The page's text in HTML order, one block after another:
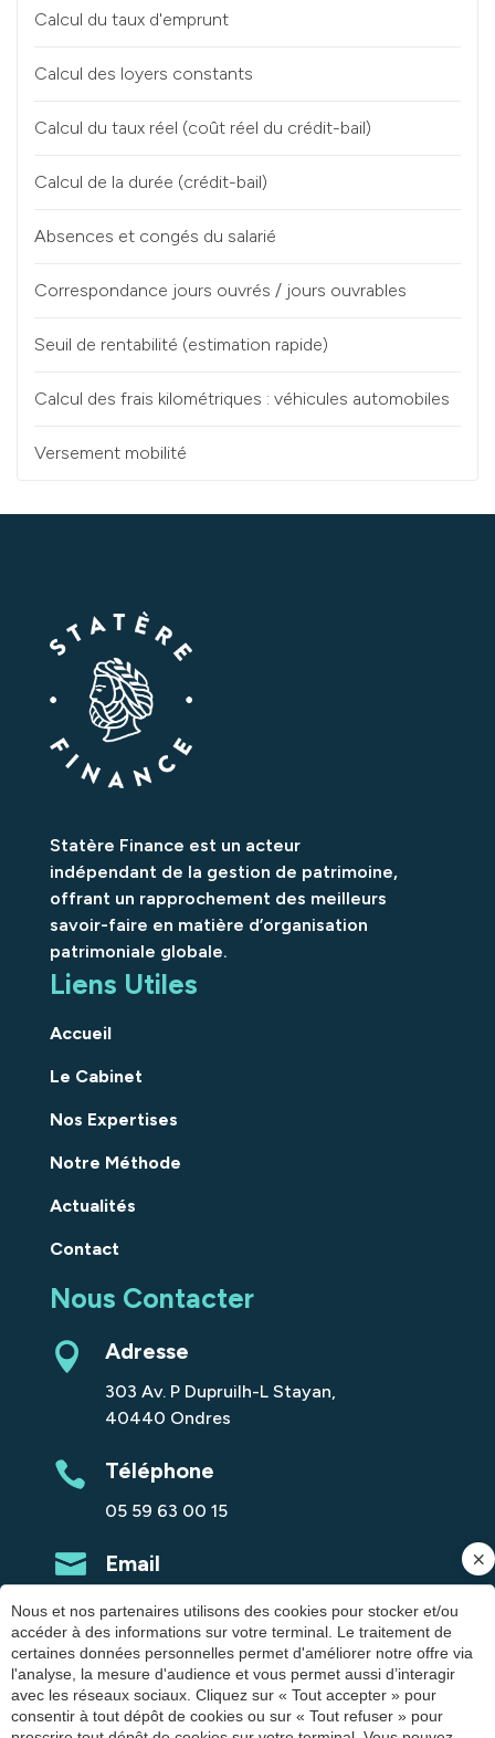
Calcul du taux d'emprunt
Calcul des loyers constants
Calcul du taux réel (coût réel du crédit-bail)
Calcul de la durée (crédit-bail)
Absences et congés du salarié
Correspondance jours ouvrés / jours ouvrables
Seuil de rentabilité (estimation rapide)
Calcul des frais kilométriques : véhicules automobiles
Versement mobilité
Statère Finance est un acteur
indépendant de la gestion de patrimoine,
offrant un rapprochement des meilleurs
savoir-faire en matière d’organisation
patrimoniale globale.
Liens Utiles
Accueil
Le Cabinet
Nos Expertises
Notre Méthode
Actualités
Contact
Nous Contacter
Adresse
303 Av. P Dupruilh-L Stayan,
40440 Ondres
Téléphone
05 59 63 00 15
Email
contact@staterefinance.fr
LinkedIn
Suivez-nous
Nous et nos partenaires utilisons des cookies pour stocker et/ou
accéder à des informations sur votre terminal. Le traitement de
certaines données personnelles permet d'améliorer notre offre via
l'analyse, la mesure d'audience et vous permet aussi d’interagir
avec les réseaux sociaux. Cliquez sur « Tout accepter » pour
consentir à tout dépôt de cookies ou sur « Tout refuser » pour